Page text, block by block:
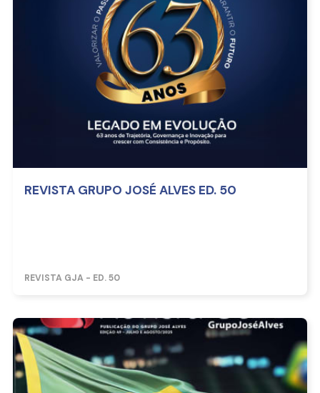
REVISTA GRUPO JOSÉ ALVES ED. 50
REVISTA GJA - ED. 50